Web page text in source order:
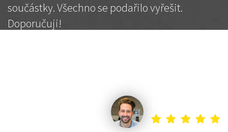
součástky. Všechno se podařilo vyřešit.
Doporučuji!